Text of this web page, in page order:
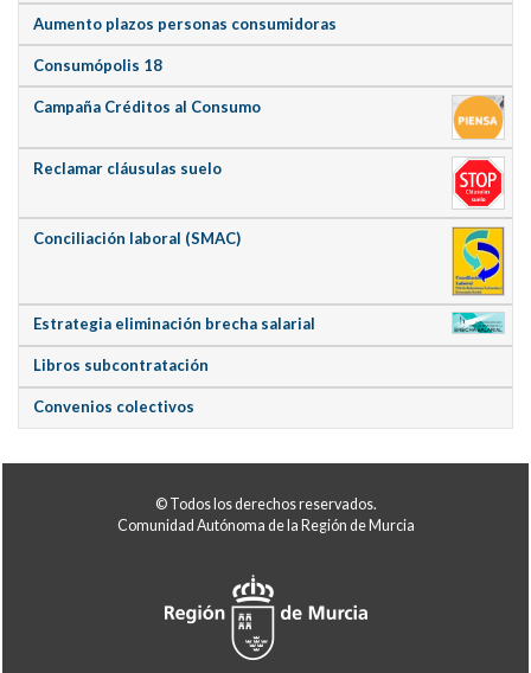
Aumento plazos personas consumidoras
Consumópolis 18
Campaña Créditos al Consumo
Reclamar cláusulas suelo
Conciliación laboral (SMAC)
Estrategia eliminación brecha salarial
Libros subcontratación
Convenios colectivos
© Todos los derechos reservados.
Comunidad Autónoma de la Región de Murcia